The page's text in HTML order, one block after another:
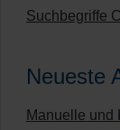
Suchbegriffe
Neueste
Manuelle und